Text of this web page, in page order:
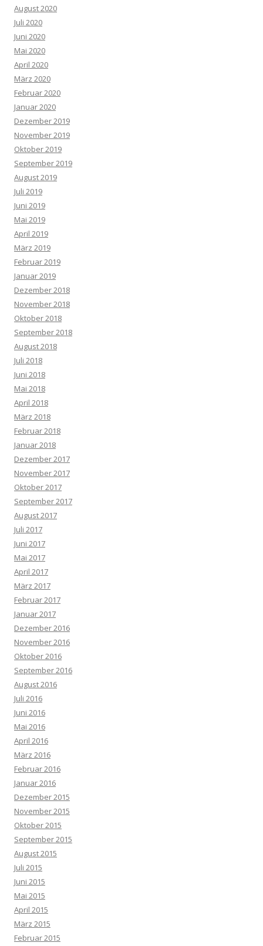
August 2020
Juli 2020
Juni 2020
Mai 2020
April 2020
März 2020
Februar 2020
Januar 2020
Dezember 2019
November 2019
Oktober 2019
September 2019
August 2019
Juli 2019
Juni 2019
Mai 2019
April 2019
März 2019
Februar 2019
Januar 2019
Dezember 2018
November 2018
Oktober 2018
September 2018
August 2018
Juli 2018
Juni 2018
Mai 2018
April 2018
März 2018
Februar 2018
Januar 2018
Dezember 2017
November 2017
Oktober 2017
September 2017
August 2017
Juli 2017
Juni 2017
Mai 2017
April 2017
März 2017
Februar 2017
Januar 2017
Dezember 2016
November 2016
Oktober 2016
September 2016
August 2016
Juli 2016
Juni 2016
Mai 2016
April 2016
März 2016
Februar 2016
Januar 2016
Dezember 2015
November 2015
Oktober 2015
September 2015
August 2015
Juli 2015
Juni 2015
Mai 2015
April 2015
März 2015
Februar 2015